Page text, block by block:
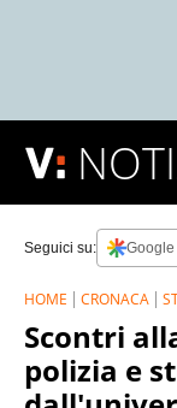
Seguici su:
HOME CRONACA
Scontri
polizia e